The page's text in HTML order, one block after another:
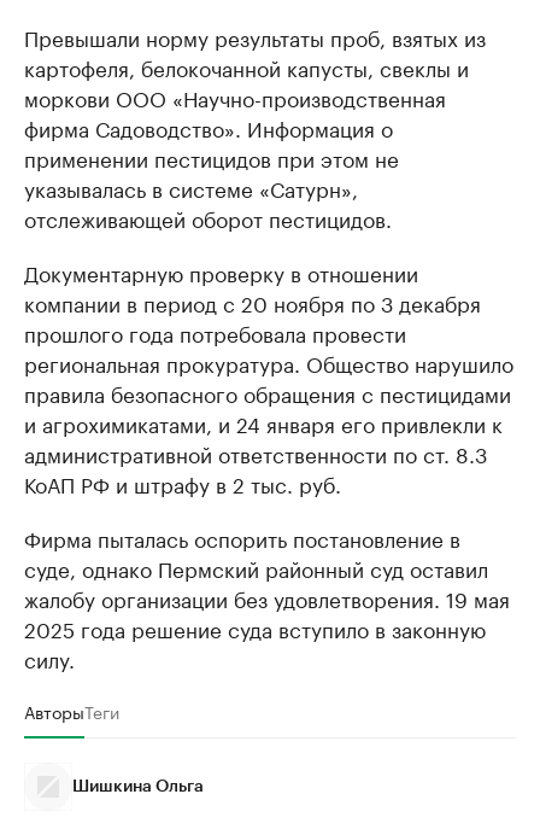
Превышали норму результаты проб, взятых из
картофеля, белокочанной капусты, свеклы и
моркови ООО «Научно-производственная
фирма Садоводство». Информация о
применении пестицидов при этом не
указывалась в системе «Сатурн»,
отслеживающей оборот пестицидов.
Документарную проверку в отношении
компании в период с 20 ноября по 3 декабря
прошлого года потребовала провести
региональная прокуратура. Общество нарушило
правила безопасного обращения с пестицидами
и агрохимикатами, и 24 января его привлекли к
административной ответственности по ст. 8.3
КоАП РФ и штрафу в 2 тыс. руб.
Фирма пыталась оспорить постановление в
суде, однако Пермский районный суд оставил
жалобу организации без удовлетворения. 19 мая
2025 года решение суда вступило в законную
силу.
АвторыТеги
Шишкина Ольга